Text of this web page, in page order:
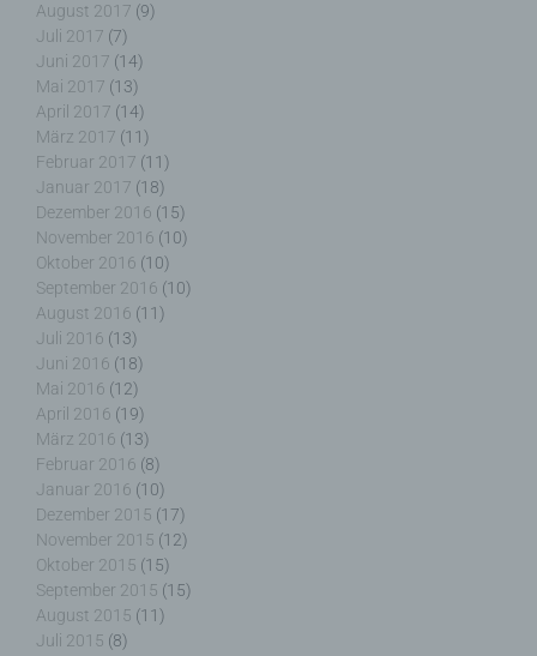
August 2017 (9)
Juli 2017 (7)
Juni 2017 (14)
Mai 2017 (13)
April 2017 (14)
März 2017 (11)
Februar 2017 (11)
Januar 2017 (18)
Dezember 2016 (15)
November 2016 (10)
Oktober 2016 (10)
September 2016 (10)
August 2016 (11)
Juli 2016 (13)
Juni 2016 (18)
Mai 2016 (12)
April 2016 (19)
März 2016 (13)
Februar 2016 (8)
Januar 2016 (10)
Dezember 2015 (17)
November 2015 (12)
Oktober 2015 (15)
September 2015 (15)
August 2015 (11)
Juli 2015 (8)
i) Empfänger
Empfänger ist eine natürliche oder juristische
Person, Behörde, Einrichtung oder andere Stelle,
der personenbezogene Daten offengelegt werden,
unabhängig davon, ob es sich bei ihr um einen
Dritten handelt oder nicht. Behörden, die im
Rahmen eines bestimmten Untersuchungsauftrags
nach dem Unionsrecht oder dem Recht der
Mitgliedstaaten möglicherweise
personenbezogene Daten erhalten, gelten jedoch
nicht als Empfänger.
j) Dritter
Dritter ist eine natürliche oder juristische Person,
Behörde, Einrichtung oder andere Stelle außer der
betroffenen Person, dem Verantwortlichen, dem
Auftragsverarbeiter und den Personen, die unter
der unmittelbaren Verantwortung des
Verantwortlichen oder des Auftragsverarbeiters
befugt sind, die personenbezogenen Daten zu
verarbeiten.